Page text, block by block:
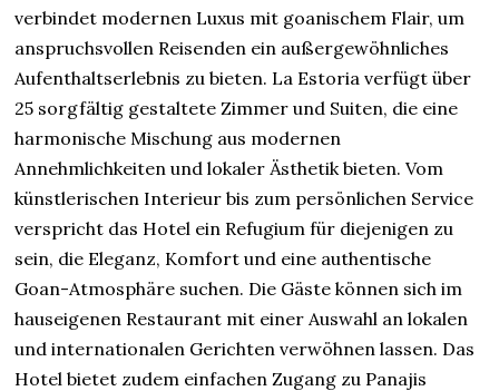
verbindet modernen Luxus mit goanischem Flair, um
anspruchsvollen Reisenden ein außergewöhnliches
Aufenthaltserlebnis zu bieten. La Estoria verfügt über
25 sorgfältig gestaltete Zimmer und Suiten, die eine
harmonische Mischung aus modernen
Annehmlichkeiten und lokaler Ästhetik bieten. Vom
künstlerischen Interieur bis zum persönlichen Service
verspricht das Hotel ein Refugium für diejenigen zu
sein, die Eleganz, Komfort und eine authentische
Goan-Atmosphäre suchen. Die Gäste können sich im
hauseigenen Restaurant mit einer Auswahl an lokalen
und internationalen Gerichten verwöhnen lassen. Das
Hotel bietet zudem einfachen Zugang zu Panajis